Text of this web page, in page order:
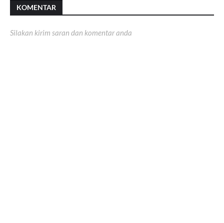
KOMENTAR
Silakan kirim saran dan komentar anda